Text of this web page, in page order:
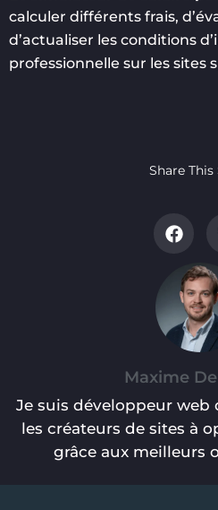
calculer différents frais,
d’actualiser les conditions
professionnelle sur les sites
Share
Maxime
Je suis développeur web
les créateurs de sites à
grâce aux meilleurs